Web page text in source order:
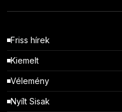
Friss hírek
Kiemelt
Vélemény
Nyílt Sisak